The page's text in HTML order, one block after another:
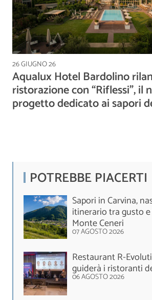
26 GIUGNO 26
Aqualux Hotel Bardolino
ristorazione con “Riflessi”, il
progetto dedicato ai sapori
POTREBBE PIACERTI
Sapori in Carvina,
itinerario tra gusto
Monte Ceneri
07 AGOSTO 2026
Restaurant R-
guiderà i ristoranti
06 AGOSTO 2026